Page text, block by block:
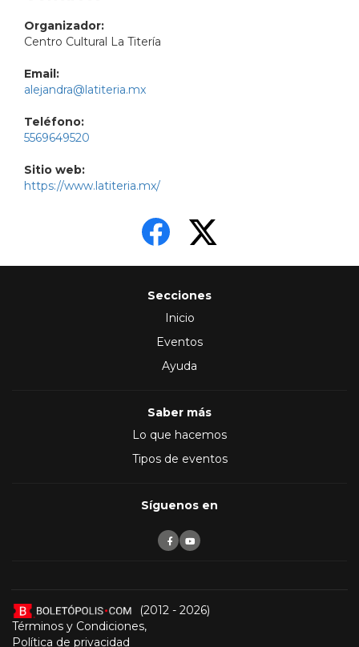
Organizador:
Centro Cultural La Titería
Email:
alejandra@latiteria.mx
Teléfono:
5569649520
Sitio web:
https://www.latiteria.mx/
Secciones
Inicio
Eventos
Ayuda
Saber más
Lo que hacemos
Tipos de eventos
Síguenos en
(2012 - 2026)
Términos y Condiciones,
Política de privacidad